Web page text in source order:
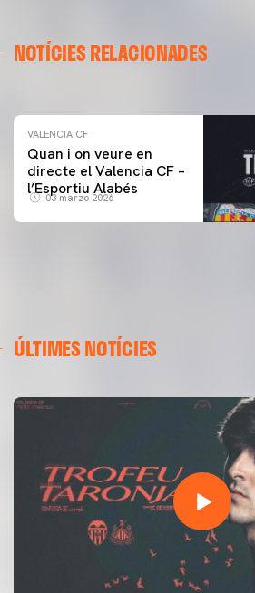
NOTÍCIES RELACIONADES
ENTRENAMENT DEL VALENCIA
VALENCIA CF
Quan i on veure en
directe el Valencia CF –
l’Esportiu Alabés
03 marzo 2026
ÚLTIMES NOTÍCIES